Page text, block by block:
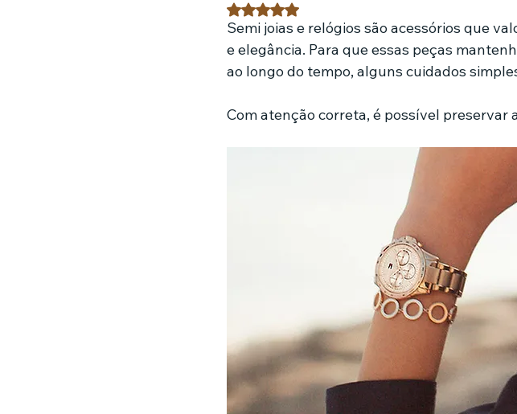
Jardinagem Clínica Nutricionista
Avaliado com NaN de 5 estrelas.
Semi joias e relógios são acessórios que
e elegância. Para que essas peças
ao longo do tempo, alguns cuidados
Com atenção correta, é possível